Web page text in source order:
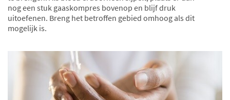
nog een stuk gaaskompres bovenop en blijf druk
uitoefenen. Breng het betroffen gebied omhoog als dit
mogelijk is.